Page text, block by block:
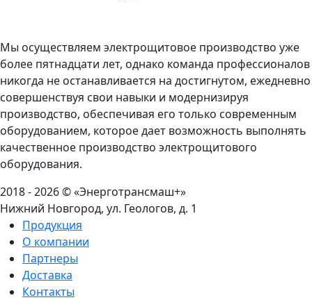
Мы осуществляем электрощитовое производство уже
более пятнадцати лет, однако команда профессионалов
никогда не останавливается на достигнутом, ежедневно
совершенствуя свои навыки и модернизируя
производство, обеспечивая его только современным
оборудованием, которое дает возможность выполнять
качественное производство электрощитового
оборудования.
2018 - 2026 © «Энерготрансмаш+»
Нижний Новгород, ул. Геологов, д. 1
Продукция
О компании
Партнеры
Доставка
Контакты